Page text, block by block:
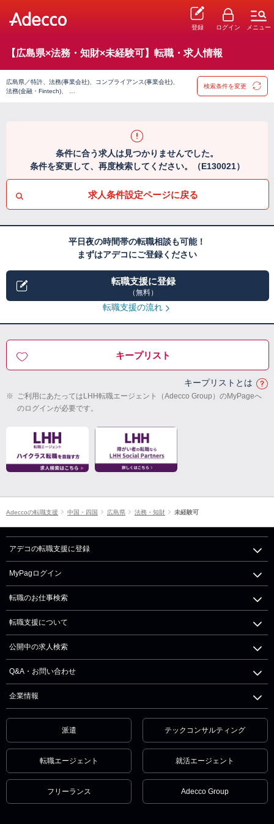
登録 ログイン メニュー
【広島県×法務・知財×未経験可】転職・求人情報
広島県／特許、法務(事業会社)、コンプライアンス(事業会社)、
法務(金融・Fintech)、 …
検索条件を変更
条件に合う求人は見つかりませんでした。
条件を変更して、再度検索してください。（E130021）
求人条件設定ページに戻る
平日夜の時間帯の転職相談も可能！
まずはアデコにご登録ください
転職支援に登録
（無料）
転職支援の流れ
キープリスト
キープリストとは
※ ご利用にあたってはLHH転職エージェント（Adecco Group）のMyPageへ
のログインが必要です。
Adeccoの転職支援 中国・四国 広島県 法務・知財 未経験可
アデコの転職支援に登録
MyPagログイン
転職のお仕事検索
転職支援について
公開中の求人検索
Q&A・お問い合わせ
企業情報
派遣 テックコンサルティング
転職エージェント 就活エージェント
フリーランス Adecco Group